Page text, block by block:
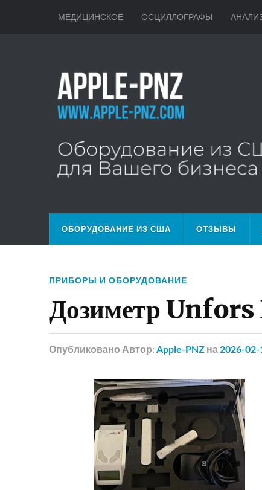
МЕДИЦИНСКОЕ ОСЦИЛЛОГРАФЫ
ОБОРУДОВАНИЕ ИЗ США ОТЗЫВЫ
ПРИБОРЫ И ОБОРУДОВАНИЕ
Дозиметр
Опубликовано Автор: Apple-PNZ на 2026-02-